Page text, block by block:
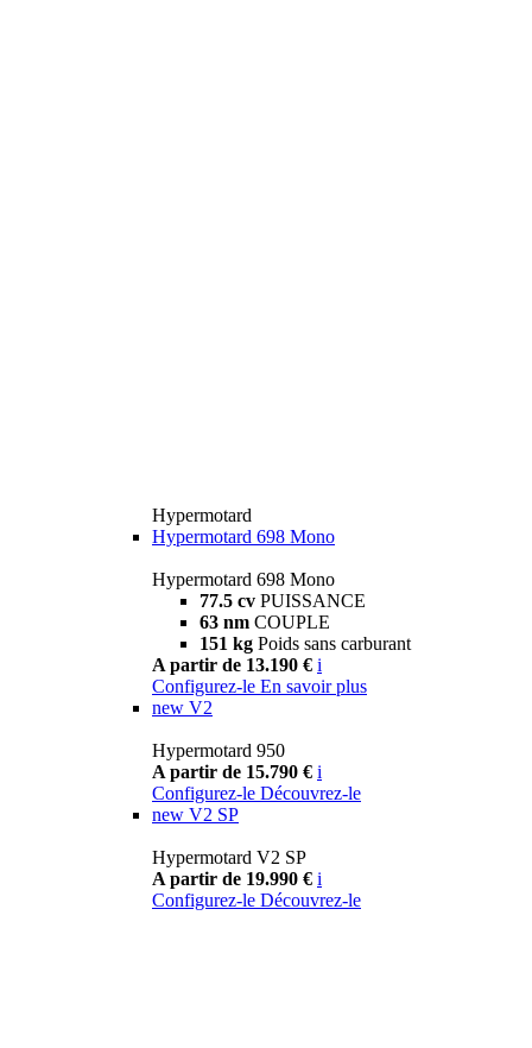
Hypermotard
Hypermotard 698 Mono
Hypermotard 698 Mono
77.5 cv PUISSANCE
63 nm COUPLE
151 kg Poids sans carburant
A partir de 13.190 € i
Configurez-le En savoir plus
new V2
Hypermotard 950
A partir de 15.790 € i
Configurez-le Découvrez-le
new V2 SP
Hypermotard V2 SP
A partir de 19.990 € i
Configurez-le Découvrez-le